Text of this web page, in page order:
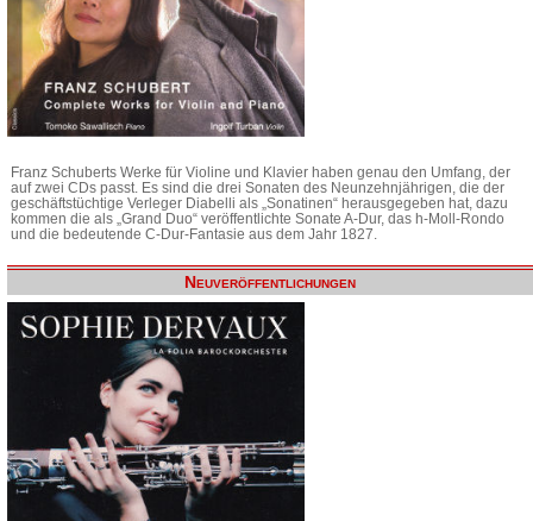
Franz Schuberts Werke für Violine und Klavier haben genau den Umfang, der
auf zwei CDs passt. Es sind die drei Sonaten des Neunzehnjährigen, die der
geschäftstüchtige Verleger Diabelli als „Sonatinen“ herausgegeben hat, dazu
kommen die als „Grand Duo“ veröffentlichte Sonate A-Dur, das h-Moll-Rondo
und die bedeutende C-Dur-Fantasie aus dem Jahr 1827.
Neuveröffentlichungen